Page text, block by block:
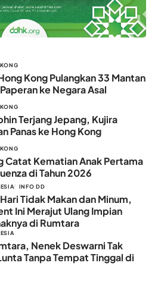
Kong Pulangkan 33 Mantan
ke Negara Asal
Terjang Jepang, Kujira
Panas ke Hong Kong
Catat Kematian Anak Pertama
di Tahun 2026
INFO DD
Tidak Makan dan Minum,
Ini Merajut Ulang Impian
di Rumtara
Nenek Deswarni Tak
Tanpa Tempat Tinggal di